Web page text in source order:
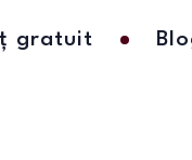
gratuit